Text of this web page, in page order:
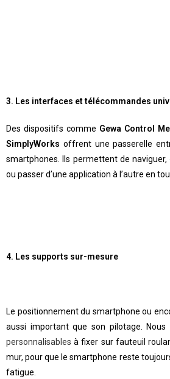
3. Les interfaces et télécommandes
Des dispositifs comme Gewa Control
SimplyWorks offrent une passerelle
smartphones. Ils permettent de naviguer,
ou passer d’une application à l’autre en
4. Les supports sur-mesure
Le positionnement du smartphone ou
aussi important que son pilotage. Nous
personnalisables à fixer sur fauteuil
mur, pour que le smartphone reste
fatigue.